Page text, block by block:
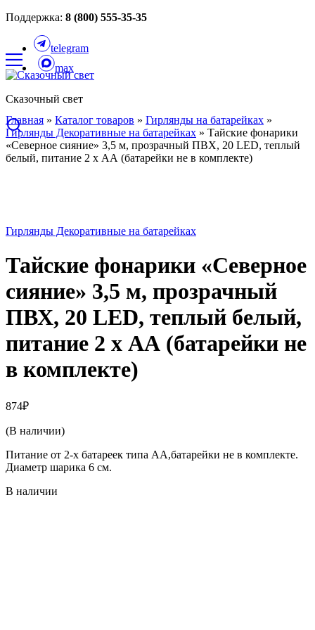
Поддержка: 8 (800) 555-35-35
telegram
max
Сказочный свет
Главная » Каталог товаров » Гирлянды на батарейках »
Гирлянды Декоративные на батарейках » Тайские фонарики
«Северное сияние» 3,5 м, прозрачный ПВХ, 20 LED, теплый
белый, питание 2 х АА (батарейки не в комплекте)
Гирлянды Декоративные на батарейках
Тайские фонарики «Северное
сияние» 3,5 м, прозрачный
ПВХ, 20 LED, теплый белый,
питание 2 х АА (батарейки не
в комплекте)
874₽
(В наличии)
Питание от 2-х батареек типа AA,батарейки не в комплекте.
Диаметр шарика 6 см.
В наличии